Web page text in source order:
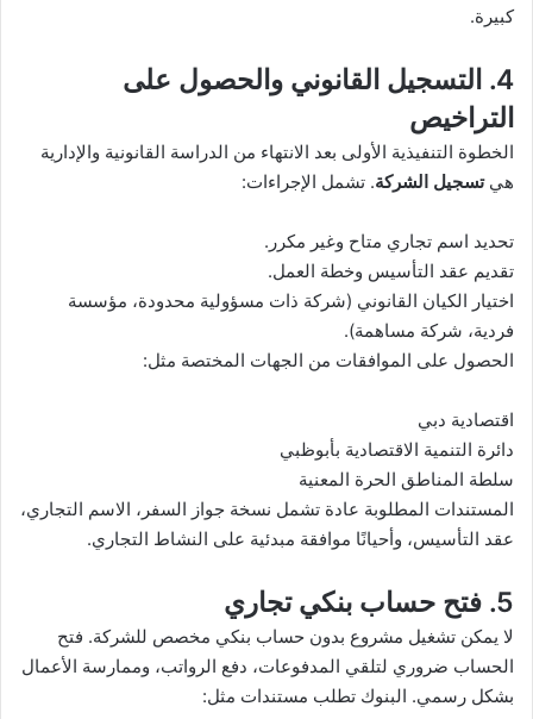
كبيرة.
4. التسجيل القانوني والحصول على
التراخيص
الخطوة التنفيذية الأولى بعد الانتهاء من الدراسة القانونية والإدارية
هيتسجيل الشركة. تشمل الإجراءات:
تحديد اسم تجاري متاح وغير مكرر.
تقديم عقد التأسيس وخطة العمل.
اختيار الكيان القانوني (شركة ذات مسؤولية محدودة، مؤسسة
فردية، شركة مساهمة).
الحصول على الموافقات من الجهات المختصة مثل:
اقتصادية دبي
دائرة التنمية الاقتصادية بأبوظبي
سلطة المناطق الحرة المعنية
المستندات المطلوبة عادة تشمل نسخة جواز السفر، الاسم التجاري،
عقد التأسيس، وأحيانًا موافقة مبدئية على النشاط التجاري.
5. فتح حساب بنكي تجاري
لا يمكن تشغيل مشروع بدون حساب بنكي مخصص للشركة. فتح
الحساب ضروري لتلقي المدفوعات، دفع الرواتب، وممارسة الأعمال
بشكل رسمي. البنوك تطلب مستندات مثل: